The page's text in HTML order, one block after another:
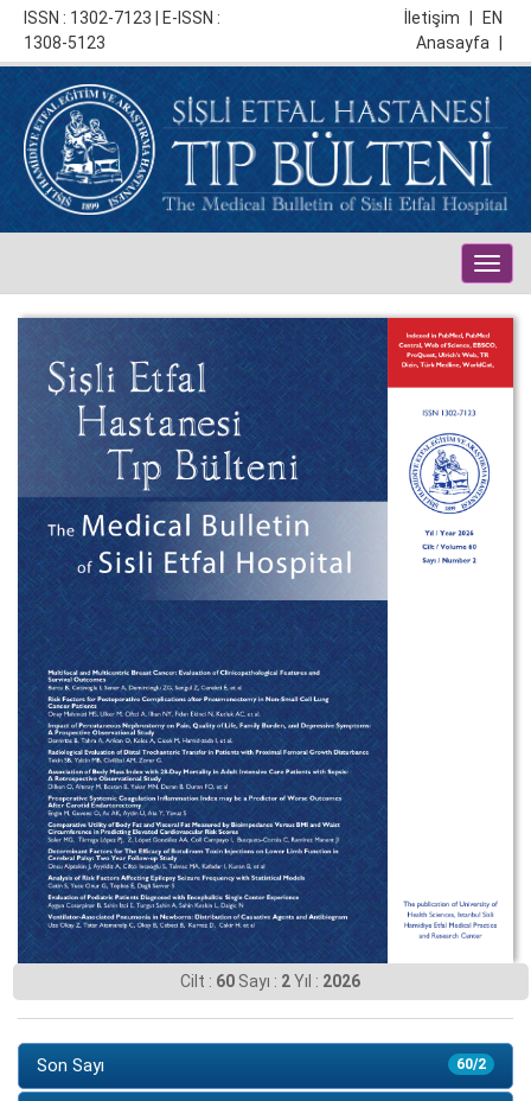
ISSN : 1302-7123 | E-ISSN :
1308-5123
EN
İletişim
Anasayfa
Cilt : 60 Sayı : 2Yıl : 2026
60/2
Son Sayı